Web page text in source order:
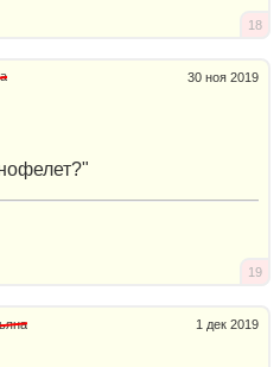
18
30 ноя 2019
19
1 дек 2019